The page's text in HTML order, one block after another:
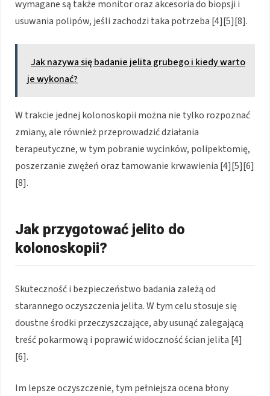
wymagane są także monitor oraz akcesoria do biopsji i
usuwania polipów, jeśli zachodzi taka potrzeba [4][5][8].
Jak nazywa się badanie jelita grubego i kiedy warto
je wykonać?
W trakcie jednej kolonoskopii można nie tylko rozpoznać
zmiany, ale również przeprowadzić działania
terapeutyczne, w tym pobranie wycinków, polipektomię,
poszerzanie zwężeń oraz tamowanie krwawienia [4][5][6]
[8].
Jak przygotować jelito do
kolonoskopii?
Skuteczność i bezpieczeństwo badania zależą od
starannego oczyszczenia jelita. W tym celu stosuje się
doustne środki przeczyszczające, aby usunąć zalegającą
treść pokarmową i poprawić widoczność ścian jelita [4]
[6].
Im lepsze oczyszczenie, tym pełniejsza ocena błony